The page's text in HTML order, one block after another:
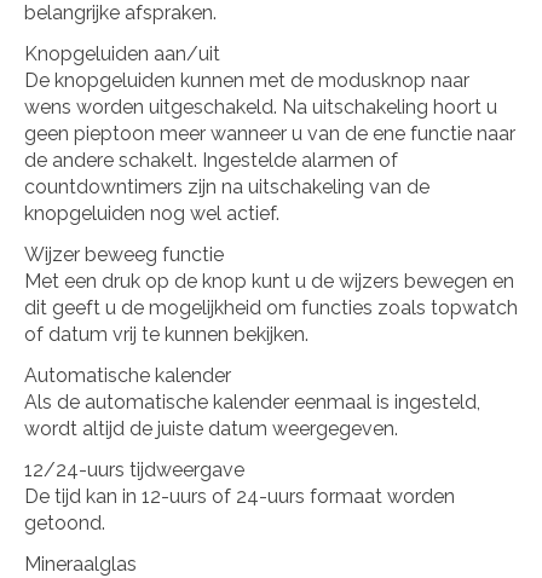
belangrijke afspraken.
Knopgeluiden aan/uit
De knopgeluiden kunnen met de modusknop naar
wens worden uitgeschakeld. Na uitschakeling hoort u
geen pieptoon meer wanneer u van de ene functie naar
de andere schakelt. Ingestelde alarmen of
countdowntimers zijn na uitschakeling van de
knopgeluiden nog wel actief.
Wijzer beweeg functie
Met een druk op de knop kunt u de wijzers bewegen en
dit geeft u de mogelijkheid om functies zoals topwatch
of datum vrij te kunnen bekijken.
Automatische kalender
Als de automatische kalender eenmaal is ingesteld,
wordt altijd de juiste datum weergegeven.
12/24-uurs tijdweergave
De tijd kan in 12-uurs of 24-uurs formaat worden
getoond.
Mineraalglas